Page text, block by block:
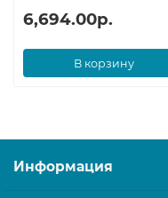
6,694.00р.
В корзину
Информация